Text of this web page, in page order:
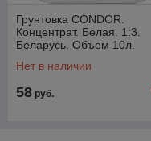
Грунтовка CONDOR.
Концентрат. Белая. 1:3.
Беларусь. Объем 10л.
Нет в наличии
58 руб.